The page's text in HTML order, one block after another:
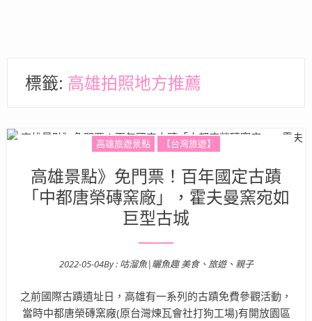
標籤: 高雄拍照地方推薦
高雄旅遊景點 【台灣旅遊】
高雄景點》免門票！百年國定古蹟
「中都唐榮磚窯廠」，霍夫曼窯宛如
巨型古城
Posted on
2022-05-04By : 咕溜魚|曬魚趣 美食、旅遊、親子
之前國際古蹟遺址日，高雄有一系列的古蹟免費參觀活動，
當時中都唐榮磚窯廠(原台灣煉瓦會社打狗工場)有開放園區